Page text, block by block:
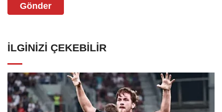
Gönder
İLGINIZI ÇEKEBILIR